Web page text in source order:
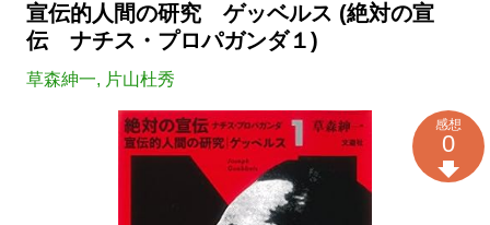
宣伝的人間の研究 ゲッベルス (絶対の宣
伝 ナチス・プロパガンダ１)
草森紳一, 片山杜秀
感想
0